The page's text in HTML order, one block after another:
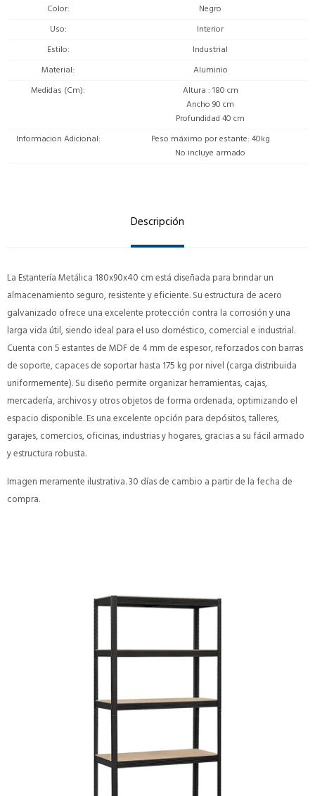
Color
Negro
Uso
Interior
Estilo
Industrial
Material
Aluminio
Medidas (Cm)
Altura : 180 cm
Ancho 90 cm
Profundidad 40 cm
Informacion Adicional
Peso máximo por estante: 40kg
No incluye armado
Descripción
La Estantería Metálica 180x90x40 cm está diseñada para brindar un
almacenamiento seguro, resistente y eficiente. Su estructura de acero
galvanizado ofrece una excelente protección contra la corrosión y una
larga vida útil, siendo ideal para el uso doméstico, comercial e industrial.
Cuenta con 5 estantes de MDF de 4 mm de espesor, reforzados con barras
de soporte, capaces de soportar hasta 175 kg por nivel (carga distribuida
uniformemente). Su diseño permite organizar herramientas, cajas,
mercadería, archivos y otros objetos de forma ordenada, optimizando el
espacio disponible. Es una excelente opción para depósitos, talleres,
garajes, comercios, oficinas, industrias y hogares, gracias a su fácil armado
y estructura robusta.
Imagen meramente ilustrativa. 30 días de cambio a partir de la fecha de
compra.